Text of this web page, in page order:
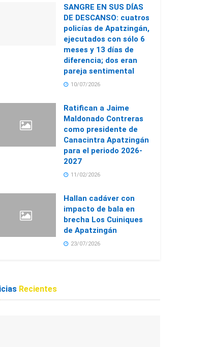
SANGRE EN SUS DÍAS
DE DESCANSO: cuatros
policías de Apatzingán,
ejecutados con sólo 6
meses y 13 días de
diferencia; dos eran
pareja sentimental
10/07/2026
Ratifican a Jaime
Maldonado Contreras
como presidente de
Canacintra Apatzingán
para el periodo 2026-
2027
11/02/2026
Hallan cadáver con
impacto de bala en
brecha Los Cuiniques
de Apatzingán
23/07/2026
Recientes